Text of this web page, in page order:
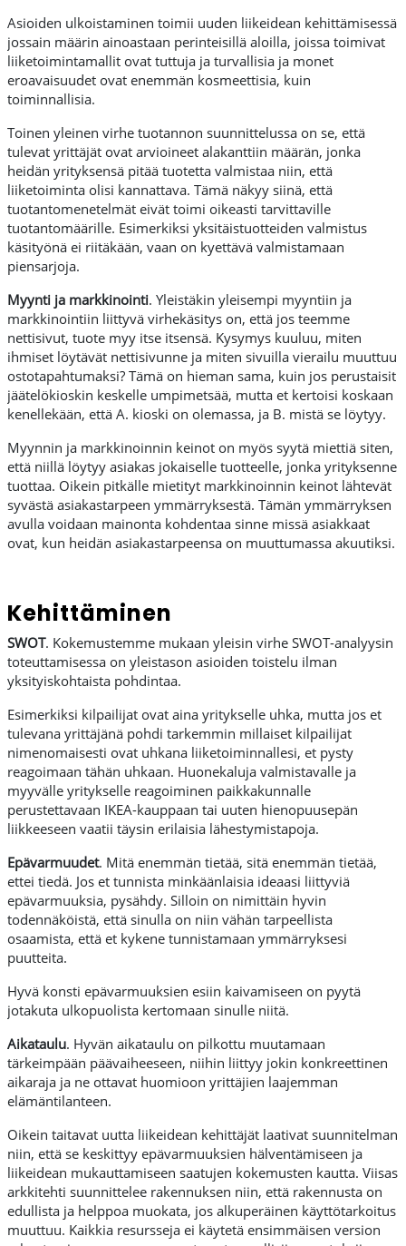
Asioiden ulkoistaminen toimii uuden liikeidean kehittämisessä
jossain määrin ainoastaan perinteisillä aloilla, joissa toimivat
liiketoimintamallit ovat tuttuja ja turvallisia ja monet
eroavaisuudet ovat enemmän kosmeettisia, kuin
toiminnallisia.
Toinen yleinen virhe tuotannon suunnittelussa on se, että
tulevat yrittäjät ovat arvioineet alakanttiin määrän, jonka
heidän yrityksensä pitää tuotetta valmistaa niin, että
liiketoiminta olisi kannattava. Tämä näkyy siinä, että
tuotantomenetelmät eivät toimi oikeasti tarvittaville
tuotantomäärille. Esimerkiksi yksitäistuotteiden valmistus
käsityönä ei riitäkään, vaan on kyettävä valmistamaan
piensarjoja.
Myynti ja markkinointi. Yleistäkin yleisempi myyntiin ja
markkinointiin liittyvä virhekäsitys on, että jos teemme
nettisivut, tuote myy itse itsensä. Kysymys kuuluu, miten
ihmiset löytävät nettisivunne ja miten sivuilla vierailu muuttuu
ostotapahtumaksi? Tämä on hieman sama, kuin jos perustaisit
jäätelökioskin keskelle umpimetsää, mutta et kertoisi koskaan
kenellekään, että A. kioski on olemassa, ja B. mistä se löytyy.
Myynnin ja markkinoinnin keinot on myös syytä miettiä siten,
että niillä löytyy asiakas jokaiselle tuotteelle, jonka yrityksenne
tuottaa. Oikein pitkälle mietityt markkinoinnin keinot lähtevät
syvästä asiakastarpeen ymmärryksestä. Tämän ymmärryksen
avulla voidaan mainonta kohdentaa sinne missä asiakkaat
ovat, kun heidän asiakastarpeensa on muuttumassa akuutiksi.
Kehittäminen
SWOT. Kokemustemme mukaan yleisin virhe SWOT-analyysin
toteuttamisessa on yleistason asioiden toistelu ilman
yksityiskohtaista pohdintaa.
Esimerkiksi kilpailijat ovat aina yritykselle uhka, mutta jos et
tulevana yrittäjänä pohdi tarkemmin millaiset kilpailijat
nimenomaisesti ovat uhkana liiketoiminnallesi, et pysty
reagoimaan tähän uhkaan. Huonekaluja valmistavalle ja
myyvälle yritykselle reagoiminen paikkakunnalle
perustettavaan IKEA-kauppaan tai uuten hienopuusepän
liikkeeseen vaatii täysin erilaisia lähestymistapoja.
Epävarmuudet. Mitä enemmän tietää, sitä enemmän tietää,
ettei tiedä. Jos et tunnista minkäänlaisia ideaasi liittyviä
epävarmuuksia, pysähdy. Silloin on nimittäin hyvin
todennäköistä, että sinulla on niin vähän tarpeellista
osaamista, että et kykene tunnistamaan ymmärryksesi
puutteita.
Hyvä konsti epävarmuuksien esiin kaivamiseen on pyytä
jotakuta ulkopuolista kertomaan sinulle niitä.
Aikataulu. Hyvän aikataulu on pilkottu muutamaan
tärkeimpään päävaiheeseen, niihin liittyy jokin konkreettinen
aikaraja ja ne ottavat huomioon yrittäjien laajemman
elämäntilanteen.
Oikein taitavat uutta liikeidean kehittäjät laativat suunnitelman
niin, että se keskittyy epävarmuuksien hälventämiseen ja
liikeidean mukauttamiseen saatujen kokemusten kautta. Viisas
arkkitehti suunnittelee rakennuksen niin, että rakennusta on
edullista ja helppoa muokata, jos alkuperäinen käyttötarkoitus
muuttuu. Kaikkia resursseja ei käytetä ensimmäisen version